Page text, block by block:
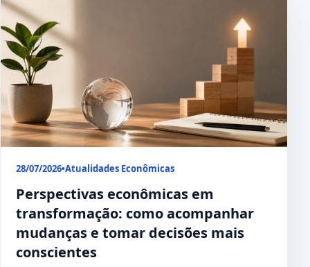
28/07/2026•Atualidades Econômicas
Perspectivas econômicas em
transformação: como acompanhar
mudanças e tomar decisões mais
conscientes